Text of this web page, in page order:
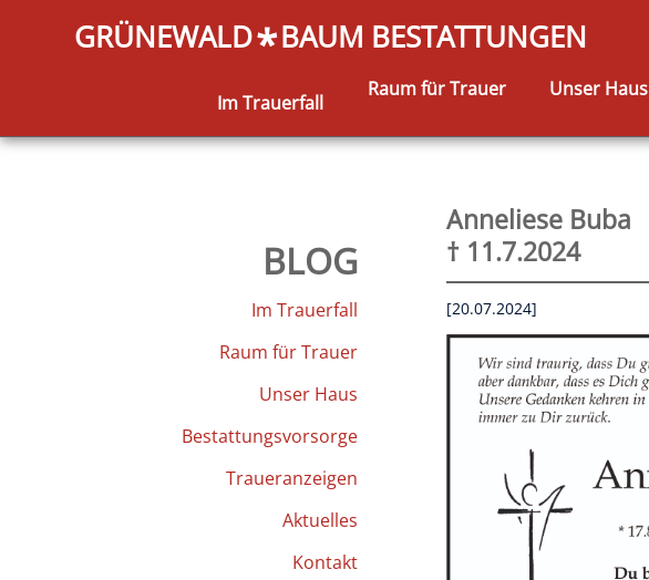
GRÜNEWALD*BAUM BESTATTUNGEN
Im Trauerfall
Raum für Trauer Unser Haus
BLOG
Im Trauerfall
Raum für Trauer
Unser Haus
Bestattungsvorsorge
Traueranzeigen
Aktuelles
Kontakt
Anneliese Buba
† 11.7.2024
[20.07.2024]